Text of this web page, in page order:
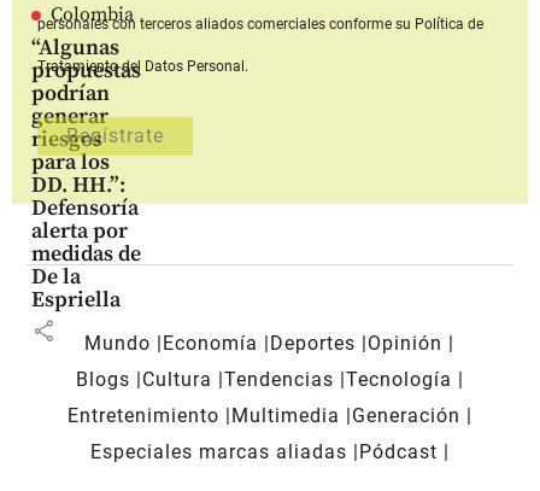
Colombia
“Algunas
propuestas
podrían
generar
riesgos
para los
DD. HH.”:
Defensoría
alerta por
medidas de
De la
Espriella
share
personales con terceros aliados comerciales conforme su Política de
Tratamiento del Datos Personal.
Mundo Economía Deportes
Opinión
Blogs
Cultura Tendencias Tecnología
Entretenimiento
Multimedia
Generación
Especiales marcas aliadas
Pódcast